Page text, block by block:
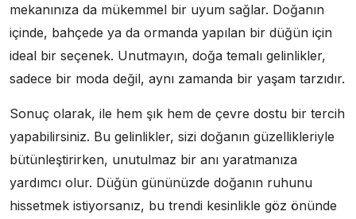
mekanınıza da mükemmel bir uyum sağlar. Doğanın
içinde, bahçede ya da ormanda yapılan bir düğün için
ideal bir seçenek. Unutmayın, doğa temalı gelinlikler,
sadece bir moda değil, aynı zamanda bir yaşam tarzıdır.
Sonuç olarak, ile hem şık hem de çevre dostu bir tercih
yapabilirsiniz. Bu gelinlikler, sizi doğanın güzellikleriyle
bütünleştirirken, unutulmaz bir anı yaratmanıza
yardımcı olur. Düğün gününüzde doğanın ruhunu
hissetmek istiyorsanız, bu trendi kesinlikle göz önünde